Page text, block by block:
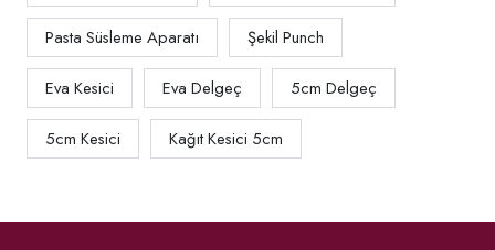
Pasta Süsleme Aparatı Şekil Punch
Eva Kesici Eva Delgeç 5cm Delgeç
5cm Kesici Kağıt Kesici 5cm